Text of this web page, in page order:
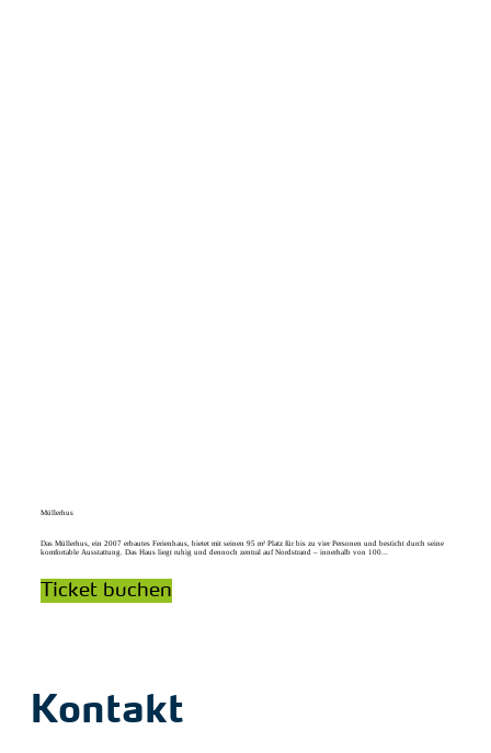
Müllerhus
Das Müllerhus, ein 2007 erbautes Ferienhaus, bietet mit seinen 95 m² Platz für bis zu vier Personen und besticht durch seine
komfortable Ausstattung. Das Haus liegt ruhig und dennoch zentral auf Nordstrand – innerhalb von 100...
Ticket buchen
Kontakt